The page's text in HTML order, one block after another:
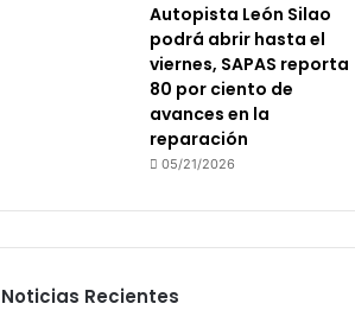
Autopista León Silao
podrá abrir hasta el
viernes, SAPAS reporta
80 por ciento de
avances en la
reparación
05/21/2026
Noticias Recientes